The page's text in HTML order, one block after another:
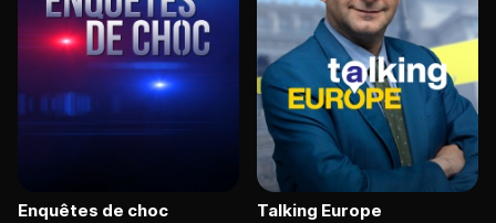
Enquêtes de choc Talking Europe